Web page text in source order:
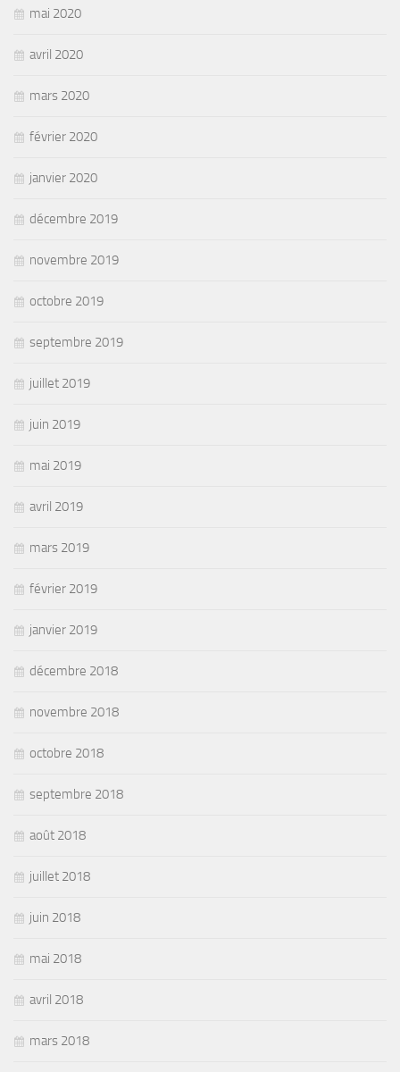
mai 2020
avril 2020
mars 2020
février 2020
janvier 2020
décembre 2019
novembre 2019
octobre 2019
septembre 2019
juillet 2019
juin 2019
mai 2019
avril 2019
mars 2019
février 2019
janvier 2019
décembre 2018
novembre 2018
octobre 2018
septembre 2018
août 2018
juillet 2018
juin 2018
mai 2018
avril 2018
mars 2018